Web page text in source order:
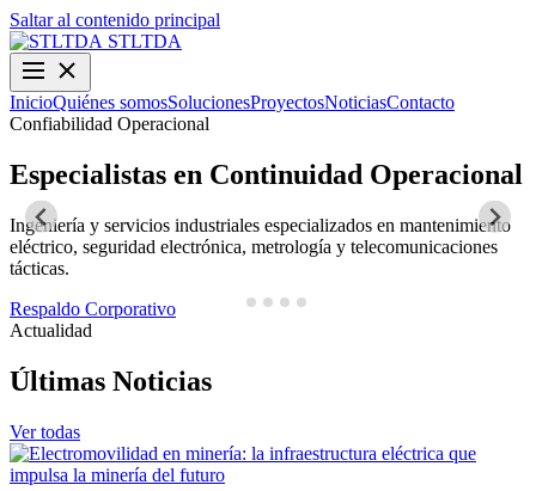
Saltar al contenido principal
STLTDA
InicioQuiénes somosSolucionesProyectosNoticiasContacto
Confiabilidad Operacional
Especialistas en Continuidad Operacional
Ingeniería y servicios industriales especializados en mantenimiento
eléctrico, seguridad electrónica, metrología y telecomunicaciones
tácticas.
Respaldo Corporativo
Actualidad
Últimas Noticias
Ver todas